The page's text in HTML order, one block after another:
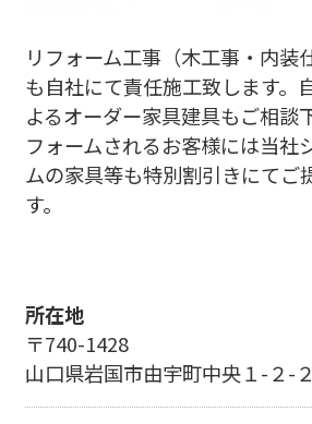
リフォーム工事（木工事・内装
も自社にて責任施工致します。
よるオーダー家具建具もご相談
フォームされるお客様には当社
ムの家具等も特別割引きにてご
す。
所在地
〒740-1428
山口県岩国市由宇町中央１-２-